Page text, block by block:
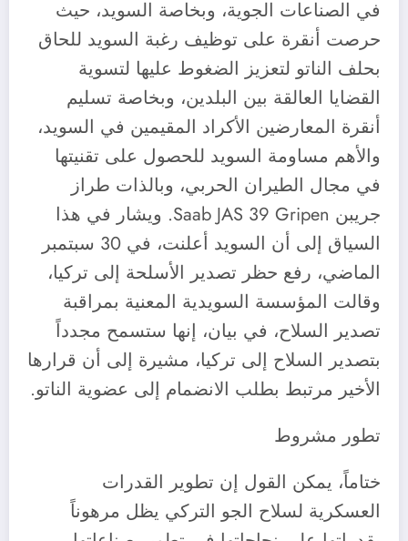
في الصناعات الجوية، وبخاصة السويد، حيث
حرصت أنقرة على توظيف رغبة السويد للحاق
بحلف الناتو لتعزيز الضغوط عليها لتسوية
القضايا العالقة بين البلدين، وبخاصة تسليم
أنقرة المعارضين الأكراد المقيمين في السويد،
والأهم مساومة السويد للحصول على تقنيتها
في مجال الطيران الحربي، وبالذات طراز
جريبن Saab JAS 39 Gripen. ويشار في هذا
السياق إلى أن السويد أعلنت، في 30 سبتمبر
الماضي، رفع حظر تصدير الأسلحة إلى تركيا،
وقالت المؤسسة السويدية المعنية بمراقبة
تصدير السلاح، في بيان، إنها ستسمح مجدداً
بتصدير السلاح إلى تركيا، مشيرة إلى أن قرارها
الأخير مرتبط بطلب الانضمام إلى عضوية الناتو.
تطور مشروط
ختاماً، يمكن القول إن تطوير القدرات
العسكرية لسلاح الجو التركي يظل مرهوناً